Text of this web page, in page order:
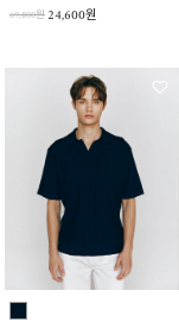
69,800원 24,600원